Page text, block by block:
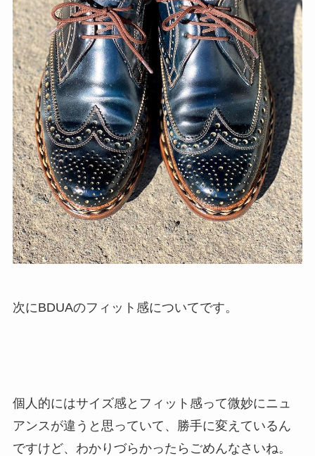
次にBDUAのフィット感についてです。
個人的にはサイズ感とフィット感って微妙にニュ
アンスが違うと思っていて、勝手に変えているん
ですけど、わかりづらかったらごめんなさいね。